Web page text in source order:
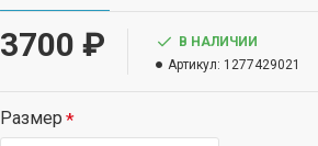
3700 ₽
В НАЛИЧИИ
Артикул: 1277429021
Размер